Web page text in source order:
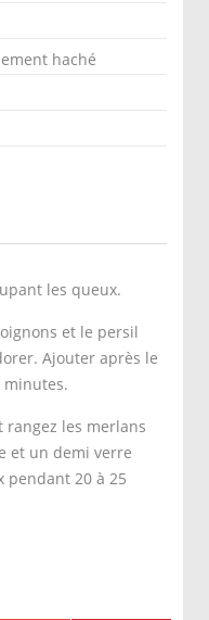
haché
les queux.
et le persil
Ajouter après le
minutes.
les merlans
et un demi verre
pendant 20 à 25